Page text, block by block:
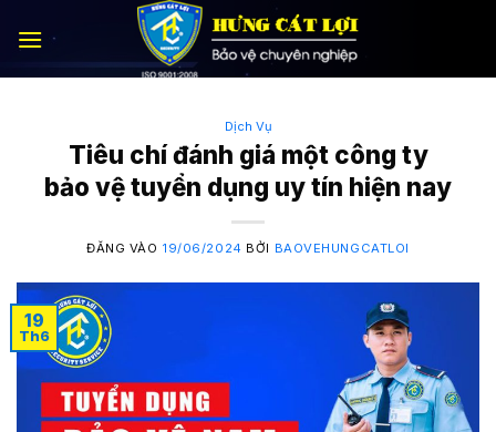
qua
Dịch Vụ
Tiêu chí đánh giá một công ty
bảo vệ tuyển dụng uy tín hiện nay
ĐĂNG VÀO 19/06/2024 BỞI BAOVEHUNGCATLOI
19
Th6